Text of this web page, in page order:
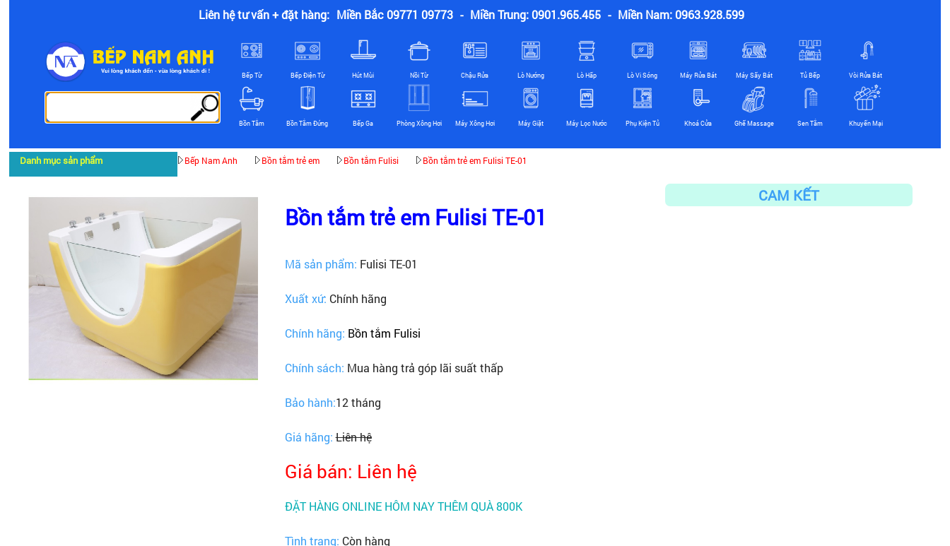
Liên hệ tư vấn + đặt hàng: Miền Bắc 09771 09773 - Miền Trung: 0901.965.455 - Miền Nam: 0963.928.599
Bếp Từ Bếp Điện Từ Hút Mùi Nồi Từ Chậu Rửa Lò Nướng Lò Hấp Lò Vi Sóng Máy Rửa Bát Máy Sấy Bát Tủ Bếp Vòi Rửa Bát
Bồn Tắm Bồn Tắm Đứng Bếp Ga Phòng Xông Hơi Máy Xông Hơi Máy Giặt Máy Lọc Nước Phụ Kiện Tủ Khoá Cửa Ghế Massage Sen Tắm Khuyến Mại
Danh mục sản phẩm Bếp Nam Anh Bồn tắm trẻ em Bồn tắm Fulisi Bồn tắm trẻ em Fulisi TE-01
Bồn tắm trẻ em Fulisi TE-01
Mã sản phẩm: Fulisi TE-01
Xuất xứ: Chính hãng
Chính hãng: Bồn tắm Fulisi
Chính sách: Mua hàng trả góp lãi suất thấp
Bảo hành:12 tháng
Giá hãng:Liên hệ
Giá bán: Liên hệ
ĐẶT HÀNG ONLINE HÔM NAY THÊM QUÀ 800K
Tình trạng: Còn hàng
CAM KẾT